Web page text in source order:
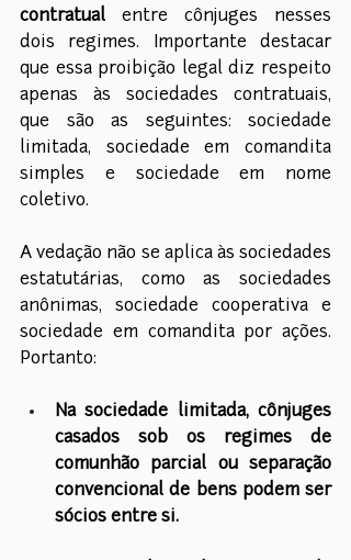
contratual entre cônjuges nesses
dois regimes. Importante destacar
que essa proibição legal diz respeito
apenas às sociedades contratuais,
que são as seguintes: sociedade
limitada, sociedade em comandita
simples e sociedade em nome
coletivo.
A vedação não se aplica às sociedades
estatutárias, como as sociedades
anônimas, sociedade cooperativa e
sociedade em comandita por ações.
Portanto:
Na sociedade limitada, cônjuges
casados sob os regimes de
comunhão parcial ou separação
convencional de bens podem ser
sócios entre si.